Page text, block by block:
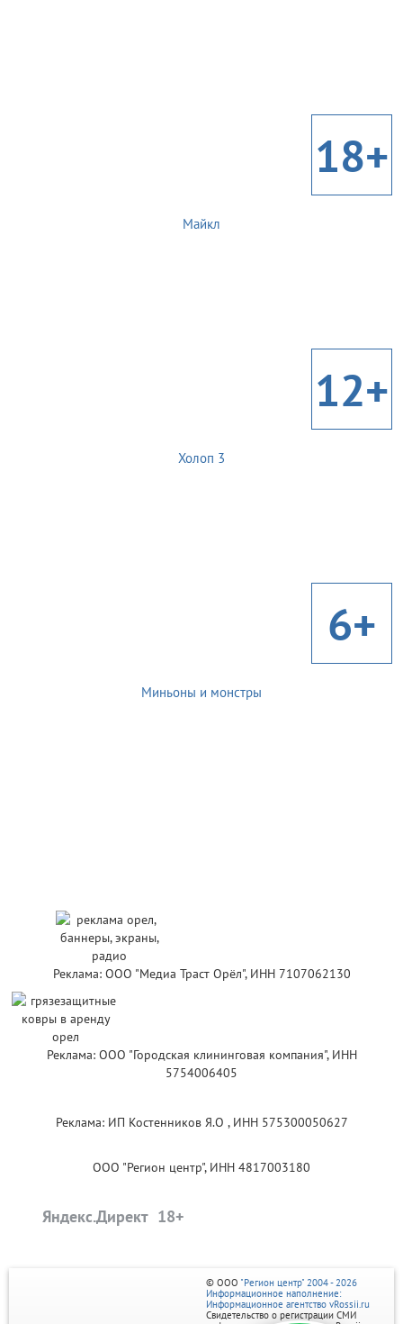
18+
Майкл
12+
Холоп 3
6+
Миньоны и монстры
Реклама: ООО "Медиа Траст Орёл", ИНН 7107062130
Реклама: ООО "Городская клининговая компания", ИНН
5754006405
Реклама: ИП Костенников Я.О , ИНН 575300050627
ООО "Регион центр", ИНН 4817003180
Яндекс.Директ
© ООО "Регион центр" 2004 - 2026
Информационное наполнение:
Информационное агентство vRossii.ru
Свидетельство о регистрации СМИ